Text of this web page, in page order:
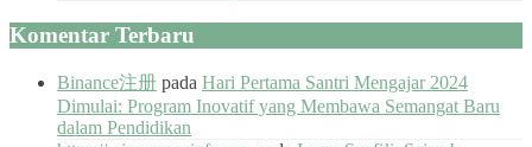
Komentar Terbaru
Binance注册 pada Hari Pertama Santri Mengajar 2024
Dimulai: Program Inovatif yang Membawa Semangat Baru
dalam Pendidikan